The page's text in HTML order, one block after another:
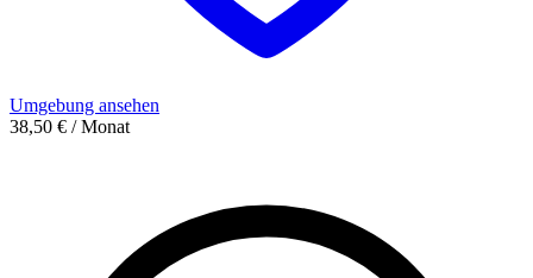
Umgebung ansehen
38,50 € / Monat